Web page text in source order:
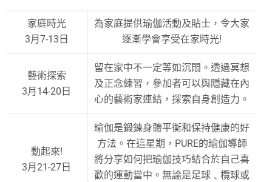
家庭時光
3月7-13日
為家庭提供瑜伽活動及貼士，令大家
逐漸學會享受在家時光!
藝術探索
3月14-20日
留在家中不一定等如沉悶。透過冥想
及正念練習，參加者可以與隱藏在內
心的藝術家連結，探索自身創造力。
動起來!
3月21-27日
瑜伽是鍛鍊身體平衡和保持健康的好
方法。在這星期，PURE的瑜伽導師
將分享如何把瑜伽技巧結合於自己喜
歡的運動當中。無論是足球﹑欖球或